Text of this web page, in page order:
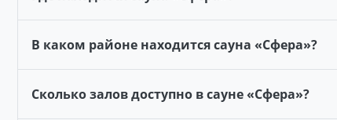
В каком районе находится сауна «Сфера»?
Сколько залов доступно в сауне «Сфера»?